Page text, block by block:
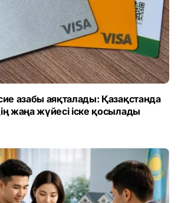
азабы аяқталады: Қазақстанда
жаңа жүйесі іске қосылады